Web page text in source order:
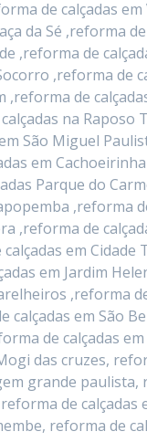
de calçadas
da Sé ,reforma
,reforma de
,reforma de
,reforma de
na
São Miguel
em
Parque do
,reforma
,reforma de
em
em Jardim
,reforma
calçadas em São
de calçadas
das cruzes,
grande
de
reforma de